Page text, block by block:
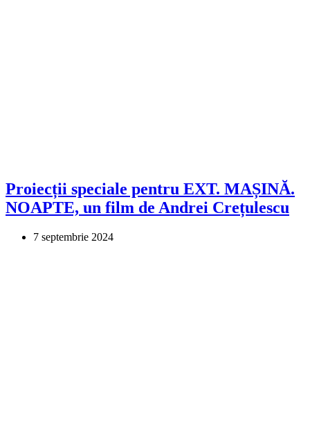
Proiecții speciale pentru EXT. MAȘINĂ.
NOAPTE, un film de Andrei Crețulescu
7 septembrie 2024